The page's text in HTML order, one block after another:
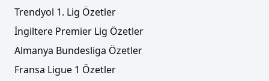
Trendyol 1. Lig Özetler
İngiltere Premier Lig Özetler
Almanya Bundesliga Özetler
Fransa Ligue 1 Özetler